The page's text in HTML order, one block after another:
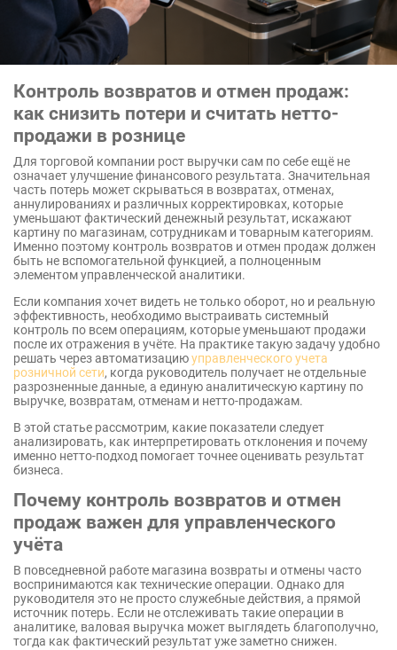
Контроль возвратов и отмен продаж:
как снизить потери и считать нетто-
продажи в рознице
Для торговой компании рост выручки сам по себе ещё не
означает улучшение финансового результата. Значительная
часть потерь может скрываться в возвратах, отменах,
аннулированиях и различных корректировках, которые
уменьшают фактический денежный результат, искажают
картину по магазинам, сотрудникам и товарным категориям.
Именно поэтому контроль возвратов и отмен продаж должен
быть не вспомогательной функцией, а полноценным
элементом управленческой аналитики.
Если компания хочет видеть не только оборот, но и реальную
эффективность, необходимо выстраивать системный
контроль по всем операциям, которые уменьшают продажи
после их отражения в учёте. На практике такую задачу удобно
решать через автоматизациюуправленческого учета
розничной сети, когда руководитель получает не отдельные
разрозненные данные, а единую аналитическую картину по
выручке, возвратам, отменам и нетто-продажам.
В этой статье рассмотрим, какие показатели следует
анализировать, как интерпретировать отклонения и почему
именно нетто-подход помогает точнее оценивать результат
бизнеса.
Почему контроль возвратов и отмен
продаж важен для управленческого
учёта
В повседневной работе магазина возвраты и отмены часто
воспринимаются как технические операции. Однако для
руководителя это не просто служебные действия, а прямой
источник потерь. Если не отслеживать такие операции в
аналитике, валовая выручка может выглядеть благополучно,
тогда как фактический результат уже заметно снижен.